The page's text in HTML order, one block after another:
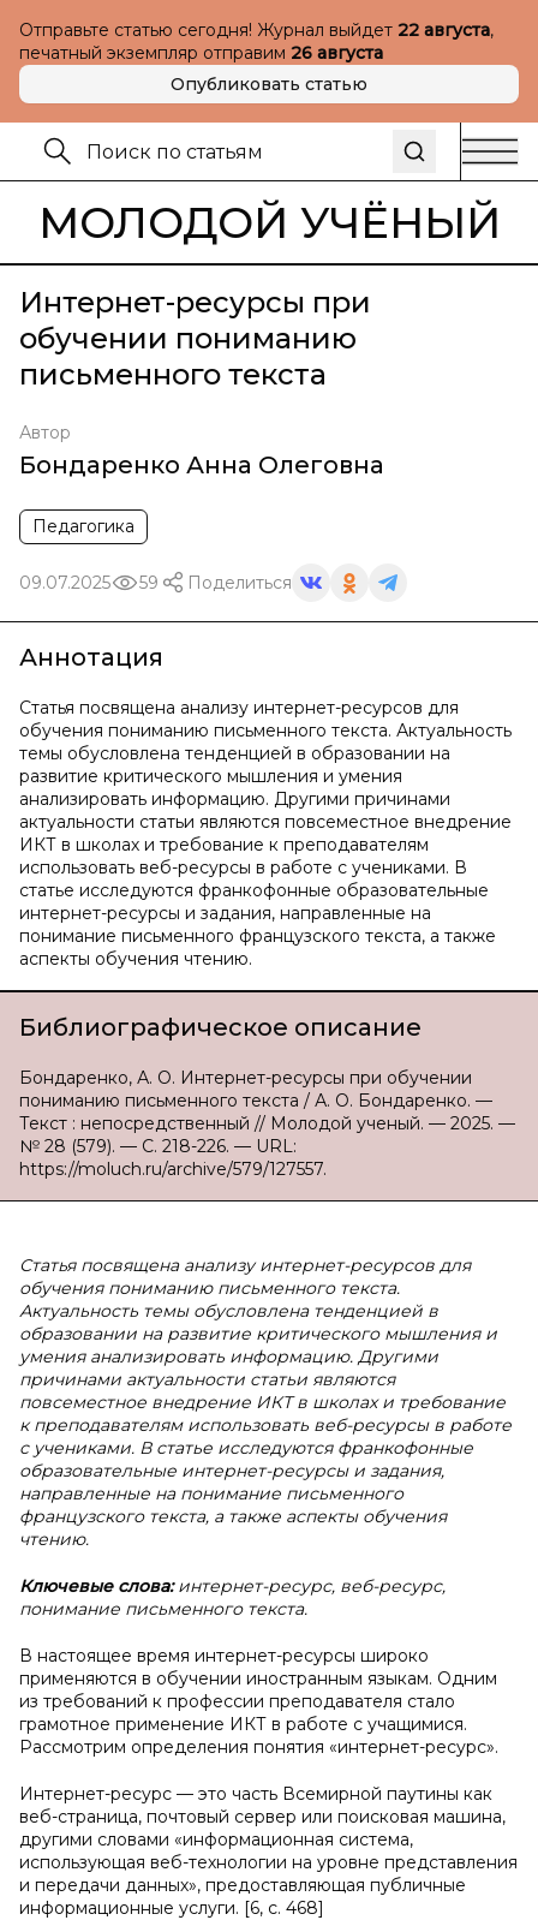
Отправьте статью сегодня! Журнал выйдет 22 августа,
печатный экземпляр отправим 26 августа
Опубликовать статью
МОЛОДОЙ УЧЁНЫЙ
Интернет-ресурсы при
обучении пониманию
письменного текста
Автор
Бондаренко Анна Олеговна
Педагогика
09.07.2025 59 Поделиться
Аннотация
Статья посвящена анализу интернет-ресурсов для
обучения пониманию письменного текста. Актуальность
темы обусловлена тенденцией в образовании на
развитие критического мышления и умения
анализировать информацию. Другими причинами
актуальности статьи являются повсеместное внедрение
ИКТ в школах и требование к преподавателям
использовать веб-ресурсы в работе с учениками. В
статье исследуются франкофонные образовательные
интернет-ресурсы и задания, направленные на
понимание письменного французского текста, а также
аспекты обучения чтению.
Библиографическое описание
Бондаренко, А. О. Интернет-ресурсы при обучении
пониманию письменного текста / А. О. Бондаренко. —
Текст : непосредственный // Молодой ученый. — 2025. —
№ 28 (579). — С. 218-226. — URL:
https://moluch.ru/archive/579/127557.
Статья посвящена анализу интернет-ресурсов для
обучения пониманию письменного текста.
Актуальность темы обусловлена тенденцией в
образовании на развитие критического мышления и
умения анализировать информацию. Другими
причинами актуальности статьи являются
повсеместное внедрение ИКТ в школах и требование
к преподавателям использовать веб-ресурсы в работе
с учениками. В статье исследуются франкофонные
образовательные интернет-ресурсы и задания,
направленные на понимание письменного
французского текста, а также аспекты обучения
чтению.
Ключевые слова:интернет-ресурс, веб-ресурс,
понимание письменного текста.
В настоящее время интернет-ресурсы широко
применяются в обучении иностранным языкам. Одним
из требований к профессии преподавателя стало
грамотное применение ИКТ в работе с учащимися.
Рассмотрим определения понятия «интернет-ресурс».
Интернет-ресурс — это часть Всемирной паутины как
веб-страница, почтовый сервер или поисковая машина,
другими словами «информационная система,
использующая веб-технологии на уровне представления
и передачи данных», предоставляющая публичные
информационные услуги. [6, с. 468]